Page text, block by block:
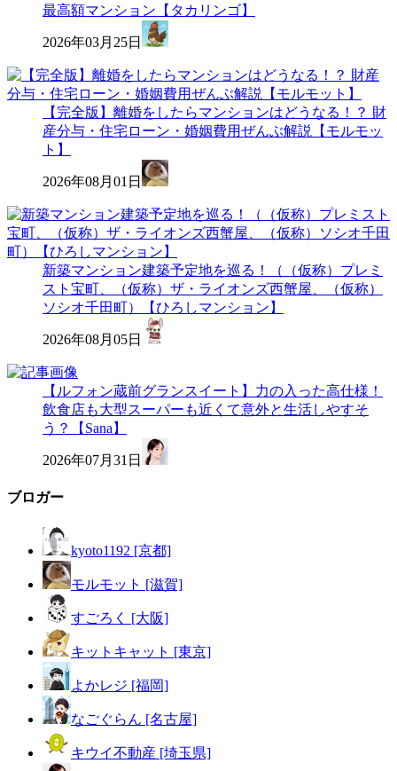
最高額マンション【タカリンゴ】
2026年03月25日
【完全版】離婚をしたらマンションはどうなる！？ 財
産分与・住宅ローン・婚姻費用ぜんぶ解説【モルモッ
ト】
2026年08月01日
新築マンション建築予定地を巡る！（（仮称）プレミ
スト宝町、（仮称）ザ・ライオンズ西蟹屋、（仮称）
ソシオ千田町）【ひろしマンション】
2026年08月05日
【ルフォン蔵前グランスイート】力の入った高仕様！
飲食店も大型スーパーも近くて意外と生活しやすそ
う？【Sana】
2026年07月31日
ブロガー
kyoto1192 [京都]
モルモット [滋賀]
すごろく [大阪]
キットキャット [東京]
よかレジ [福岡]
なごぐらん [名古屋]
キウイ不動産 [埼玉県]